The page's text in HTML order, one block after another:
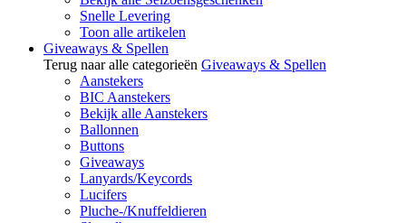
Snelle Levering
Toon alle artikelen
Giveaways & Spellen
Terug naar alle categorieën Giveaways & Spellen
Aanstekers
BIC Aanstekers
Bekijk alle Aanstekers
Ballonnen
Buttons
Giveaways
Lanyards/Keycords
Lucifers
Pluche-/Knuffeldieren